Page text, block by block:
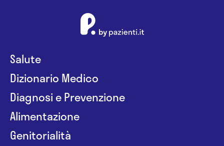
Salute
Dizionario Medico
Diagnosi e Prevenzione
Alimentazione
Genitorialità